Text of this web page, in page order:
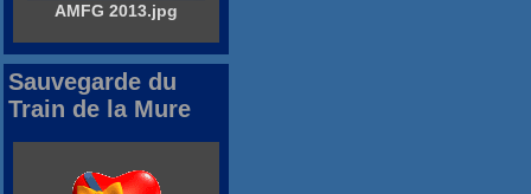
AMFG 2013.jpg
Sauvegarde du
Train de la Mure